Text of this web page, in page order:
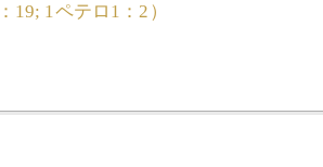
19; 1ペテロ1：2）